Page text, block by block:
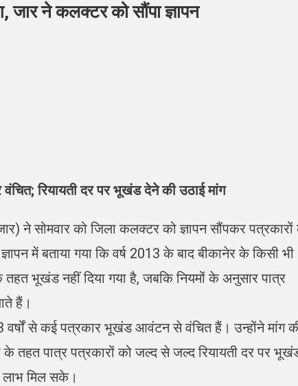
जार ने कलक्टर को सौंपा ज्ञापन
रियायती दर पर भूखंड देने की उठाई मांग
ने सोमवार को जिला कलक्टर को ज्ञापन सौंपकर पत्रकारों
में बताया गया कि वर्ष 2013 के बाद बीकानेर के किसी भी
भूखंड नहीं दिया गया है, जबकि नियमों के अनुसार पात्र
हैं।
वर्षों से कई पत्रकार भूखंड आवंटन से वंचित हैं। उन्होंने मांग
तहत पात्र पत्रकारों को जल्द से जल्द रियायती दर पर
लाभ मिल सके।